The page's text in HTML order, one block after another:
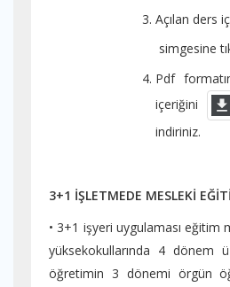
Açılan ders
simgesine
Pdf
içeriğini
indiriniz.
3+1 İŞLETMEDE MESLEKİ
• 3+1 işyeri uygulaması eğitim
yüksekokullarında 4 dönem
öğretimin 3 dönemi örgün